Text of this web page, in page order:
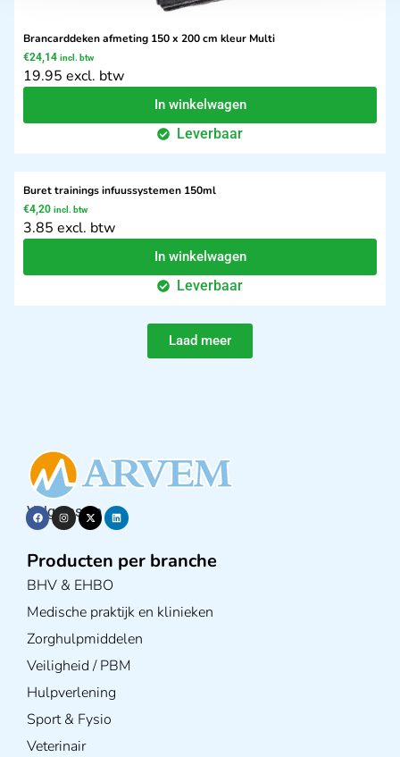
Brancarddeken afmeting 150 x 200 cm kleur Multi
€24,14 incl. btw
19.95 excl. btw
In winkelwagen
Leverbaar
Buret trainings infuussystemen 150ml
€4,20 incl. btw
3.85 excl. btw
In winkelwagen
Leverbaar
Laad meer
Volg ons op
Producten per branche
BHV & EHBO
Medische praktijk en klinieken
Zorghulpmiddelen
Veiligheid / PBM
Hulpverlening
Sport & Fysio
Veterinair